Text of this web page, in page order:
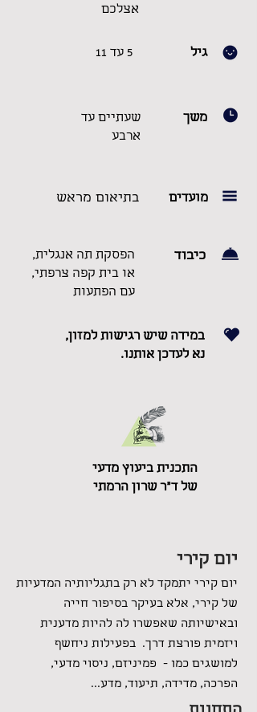
אצלכם
5 עד 11 גיל
שעתיים עד
ארבע
משך
בתיאום מראש מועדים
הפסקת תה אנגלית,
או בית קפה צרפתי,
עם הפתעות
כיבוד
במידה שיש רגישות למזון,
נא לעדכן אותנו.
התכנית ביעוץ מדעי
של ד"ר שרון הרמתי
יום קירי
יום קירי יתמקד לא רק בתגליותיה המדעיות
של קירי, אלא בעיקר בסיפור חייה
ובאישיותה שאפשרו לה להיות מדענית
ויזמית פורצת דרך. בפעילות ניחשף
למושגים כמו - פמיניזם, ניסוי מדעי,
הפרכה, מדידה, תיעוד, מדע...